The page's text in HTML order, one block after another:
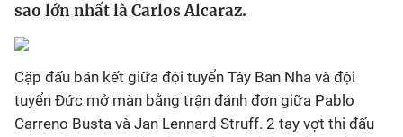
Sự kiện
Bóng đá
Thể thao Điện tử
sao lớn nhất là Carlos Alcaraz.
Cặp đấu bán kết giữa đội tuyển Tây Ban Nha và đội
tuyển Đức mở màn bằng trận đánh đơn giữa Pablo
Carreno Busta và Jan Lennard Struff. 2 tay vợt thi đấu